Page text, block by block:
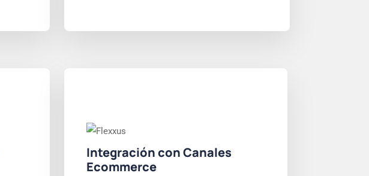
Integración con Canales
Ecommerce